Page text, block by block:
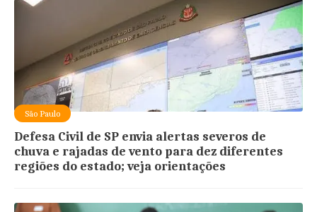
São Paulo
Defesa Civil de SP envia alertas severos de
chuva e rajadas de vento para dez diferentes
regiões do estado; veja orientações